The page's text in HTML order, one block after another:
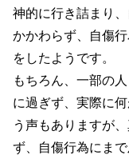
神的に行き詰まり
かかわらず、自傷
をしたようです。
もちろん、一部の
に過ぎず、実際に
う声もありますが
ず、自傷行為にま